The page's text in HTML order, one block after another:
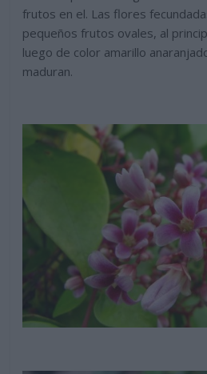
frutos en el. Las flores
pequeños frutos ovales, al
luego de color amarillo
maduran.